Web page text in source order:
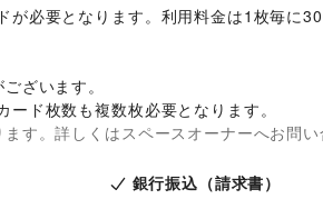
必要となります。利用料金は1枚毎に
ざいます。
ド枚数も複数枚必要となります。
す。詳しくはスペースオーナーへお問い
銀行振込（請求書）